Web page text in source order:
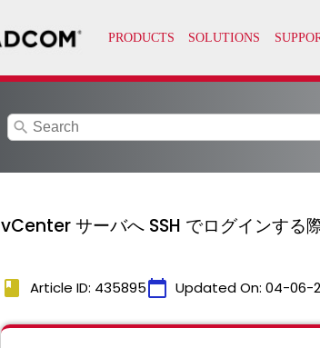
search
vCenter サーバへ SSH でログインす
book Article ID: 435895calendar_today Updated On: 04-06-